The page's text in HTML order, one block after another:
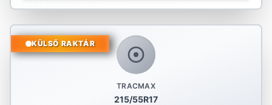
TRACMAX
215/55R17
KÜLSŐ RAKTÁR